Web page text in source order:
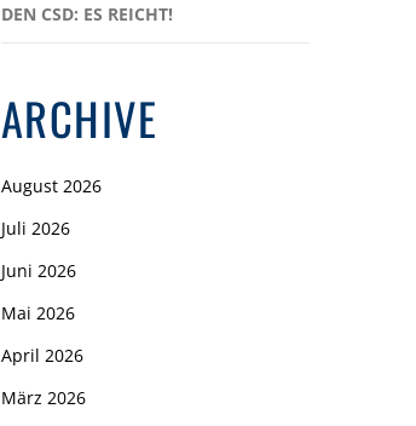
DEN CSD: ES REICHT!
ARCHIVE
August 2026
Juli 2026
Juni 2026
Mai 2026
April 2026
März 2026